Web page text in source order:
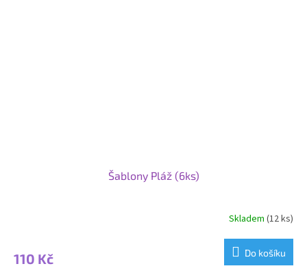
Šablony Pláž (6ks)
Skladem (12 ks)
110 Kč Do košíku